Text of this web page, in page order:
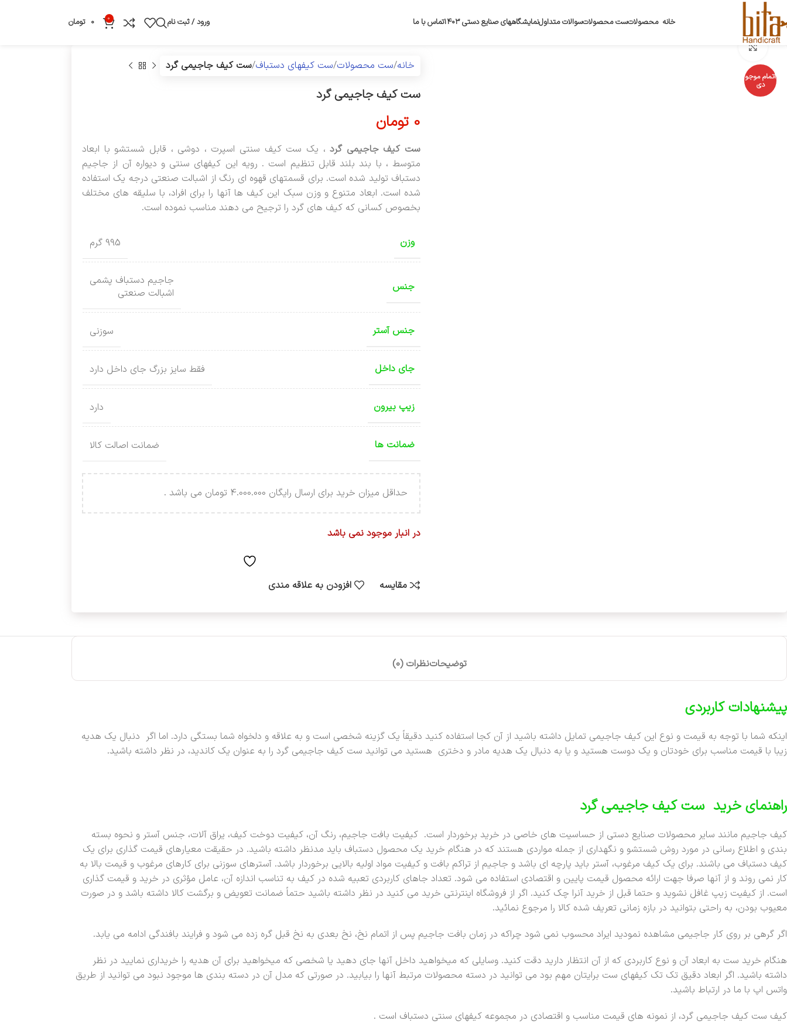
خانه محصولاتست محصولاتسوالات متداولنمایشگاههای صنایع دستی ۱۴۰۳ تماس با ما ورود / ثبت نام 0
0 تومان
اتمام موجو
دی
خانه ست محصولات ست کیفهای دستباف ست کیف جاجیمی گرد
ست کیف جاجیمی گرد
0 تومان
ست کیف جاجیمی گرد، یک ست کیف سنتی اسپرت ، دوشی ، قابل شستشو با ابعاد
متوسط ، با بند بلند قابل تنظیم است . رویه این کیفهای سنتی و دیواره آن از جاجیم
دستباف تولید شده است. برای قسمتهای قهوه ای رنگ از اشبالت صنعتی درجه یک استفاده
شده است. ابعاد متنوع و وزن سبک این کیف ها آنها را برای افراد، با سلیقه های مختلف
بخصوص کسانی که کیف های گرد را ترجیح می دهند مناسب نموده است.
وزن 995 گرم
جنس
جاجیم دستباف پشمی
اشبالت صنعتی
جنس آستر سوزنی
جای داخل فقط سایز بزرگ جای داخل دارد
زیپ بیرون دارد
ضمانت ها ضمانت اصالت کالا
حداقل میزان خرید برای ارسال رایگان 4.000.000 تومان می باشد .
در انبار موجود نمی باشد
مقایسه افزودن به علاقه مندی
توضیحاتنظرات (0)
پیشنهادات کاربردی
اینکه شما با توجه به قیمت و نوع این کیف جاجیمی تمایل داشته باشید از آن کجا استفاده کنید دقیقاً یک گزینه شخصی است و به علاقه و دلخواه شما بستگی دارد. اما اگر دنبال یک هدیه
زیبا با قیمت مناسب برای خودتان و یک دوست هستید و یا به دنبال یک هدیه مادر و دختری هستید می توانید ست کیف جاجیمی گرد را به عنوان یک کاندید، در نظر داشته باشید.
راهنمای خرید ست کیف جاجیمی گرد
کیف جاجیم مانند سایر محصولات صنایع دستی از حساسیت های خاصی در خرید برخوردار است. کیفیت بافت جاجیم، رنگ آن، کیفیت دوخت کیف، یراق آلات، جنس آستر و نحوه بسته
بندی و اطلاع رسانی در مورد روش شستشو و نگهداری از جمله مواردی هستند که در هنگام خرید یک محصول دستباف باید مدنظر داشته باشید. در حقیقت معیارهای قیمت گذاری برای یک
کیف دستباف می باشند. برای یک کیف مرغوب، آستر باید پارچه ای باشد و جاجیم از تراکم بافت و کیفیت مواد اولیه بالایی برخوردار باشد. آسترهای سوزنی برای کارهای مرغوب و قیمت بالا به
کار نمی روند و از آنها صرفا جهت ارائه محصول قیمت پایین و اقتصادی استفاده می شود. تعداد جاهای کاربردی تعبیه شده در کیف به تناسب اندازه آن، عامل مؤثری در خرید و قیمت گذاری
است. از کیفیت زیپ غافل نشوید و حتما قبل از خرید آنرا چک کنید. اگر از فروشگاه اینترنتی خرید می کنید در نظر داشته باشید حتماً ضمانت تعویض و برگشت کالا داشته باشد و در صورت
معیوب بودن، به راحتی بتوانید در بازه زمانی تعریف شده کالا را مرجوع نمائید.
اگر گرهی بر روی کار جاجیمی مشاهده نمودید ایراد محسوب نمی شود چراکه در زمان بافت جاجیم پس از اتمام نخ، نخ بعدی به نخ قبل گره زده می شود و فرایند بافندگی ادامه می یابد.
هنگام خرید ست به ابعاد آن و نوع کاربردی که از آن انتظار دارید دقت کنید. وسایلی که میخواهید داخل آنها جای دهید یا شخصی که میخواهید برای آن هدیه را خریداری نمایید در نظر
داشته باشید. اگر ابعاد دقیق تک تک کیفهای ست برایتان مهم بود می توانید در دسته محصولات مرتبط آنها را بیابید. در صورتی که مدل آن در دسته بندی ها موجود نبود می توانید از طریق
واتس اپ با ما در ارتباط باشید.
کیف ست کیف جاجیمی گرد، از نمونه های قیمت مناسب و اقتصادی در مجموعه کیفهای سنتی دستباف است .